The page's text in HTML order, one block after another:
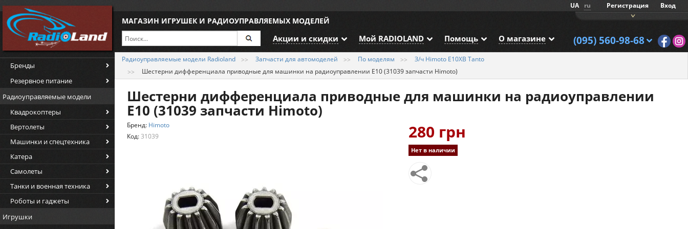
UA ru Регистрация Вход
МАГАЗИН ИГРУШЕК И РАДИОУПРАВЛЯЕМЫХ МОДЕЛЕЙ
Акции и скидки Мой RADIOLAND Помощь О магазине (095) 560-98-68
Бренды
Резервное питание
Радиоуправляемые модели
Квадрокоптеры
Вертолеты
Машинки и спецтехника
Катера
Самолеты
Танки и военная техника
Роботы и гаджеты
Игрушки
Радиоуправляемые модели Radioland Запчасти для автомоделей По моделям
З/ч Himoto E10XB Tanto
Шестерни дифференциала приводные для машинки на радиоуправлении E10 (31039 запчасти Himoto)
Шестерни дифференциала приводные для машинки на радиоуправлении
E10 (31039 запчасти Himoto)
Бренд: Himoto
Код:31039 280 грн
Нет в наличии